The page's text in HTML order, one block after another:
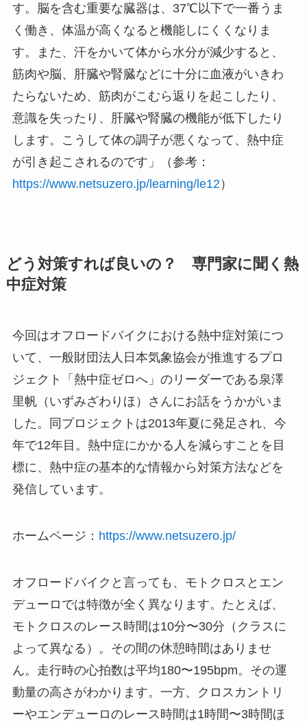
す。脳を含む重要な臓器は、37℃以下で一番うま
く働き、体温が高くなると機能しにくくなりま
す。また、汗をかいて体から水分が減少すると、
筋肉や脳、肝臓や腎臓などに十分に血液がいきわ
たらないため、筋肉がこむら返りを起こしたり、
意識を失ったり、肝臓や腎臓の機能が低下したり
します。こうして体の調子が悪くなって、熱中症
が引き起こされるのです」（参考：
https://www.netsuzero.jp/learning/le12 ）
どう対策すれば良いの？ 専門家に聞く熱
中症対策
今回はオフロードバイクにおける熱中症対策につ
いて、一般財団法人日本気象協会が推進するプロ
ジェクト「熱中症ゼロへ」のリーダーである泉澤
里帆（いずみざわりほ）さんにお話をうかがいま
した。同プロジェクトは2013年夏に発足され、今
年で12年目。熱中症にかかる人を減らすことを目
標に、熱中症の基本的な情報から対策方法などを
発信しています。
ホームページ： https://www.netsuzero.jp/
オフロードバイクと言っても、モトクロスとエン
デューロでは特徴が全く異なります。たとえば、
モトクロスのレース時間は10分〜30分（クラスに
よって異なる）。その間の休憩時間はありませ
ん。走行時の心拍数は平均180〜195bpm。その運
動量の高さがわかります。一方、クロスカントリ
ーやエンデューロのレース時間は1時間〜3時間ほ